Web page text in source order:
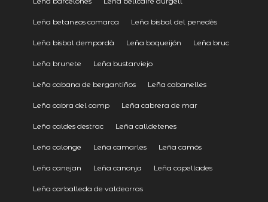
Leña betanzos comarca Leña bisbal del penedès
Leña bisbal dempordà Leña boqueijón Leña bruc
Leña brunete Leña bustarviejo
Leña cabana de bergantiños Leña cabanelles
Leña cabra del camp Leña cabrera de mar
Leña caldes destrac Leña calldetenes
Leña calonge Leña camarles Leña camós
Leña canejan Leña canonja Leña capellades
Leña carballeda de valdeorras